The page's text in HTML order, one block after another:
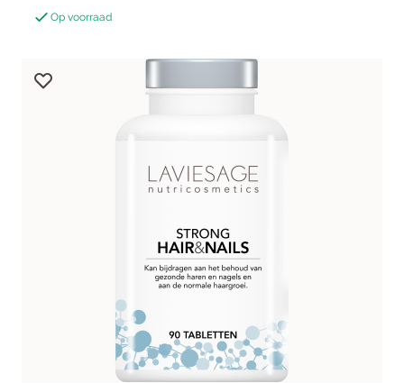
Op voorraad